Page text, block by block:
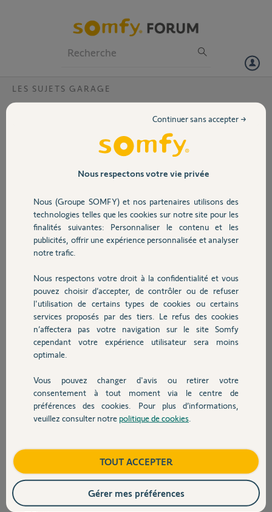
Volet
Sécurité
Domotique
Chauffage
Autres produits
Devis avec un pro
Contact
LES SUJETS GARAGE
Freeroll fonction des LEDs sur la carte
Bonjour,
2cleds rouge au niveau du bouton
stop sur la carte mère.
LEDs de la carte mère?
Merci,
il y a plus d'un an
Participer au fil de discussion
Réponses
Mais quel est votre problème avec cet appareil ?
Nous respectons votre vie privée
Nous (Groupe SOMFY) et nos partenaires utilisons des
technologies telles que les cookies sur notre site pour les
finalités suivantes: Personnaliser le contenu et les
publicités, offrir une expérience personnalisée et analyser
notre trafic.
Nous respectons votre droit à la confidentialité et vous
pouvez choisir d’accepter, de contrôler ou de refuser
l'utilisation de certains types de cookies ou certains
services proposés par des tiers. Le refus des cookies
n’affectera pas votre navigation sur le site Somfy
cependant votre expérience utilisateur sera moins
optimale.
Vous pouvez changer d'avis ou retirer votre
consentement à tout moment via le centre de
préférences des cookies. Pour plus d’informations,
veuillez consulter notre politique de cookies
Continuer sans accepter →
TOUT ACCEPTER
Gérer mes préférences